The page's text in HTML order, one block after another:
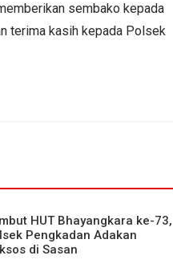
sembako kepada
terima kasih kepada Polsek
HUT Bhayangkara ke-73,
Pengkadan Adakan
di Sasan